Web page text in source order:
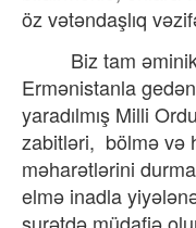
öz vətəndaşlıq
Biz tam
Ermənistanla
yaradılmış Milli
zabitləri, bölmə və
məharətlərini
elmə inadla